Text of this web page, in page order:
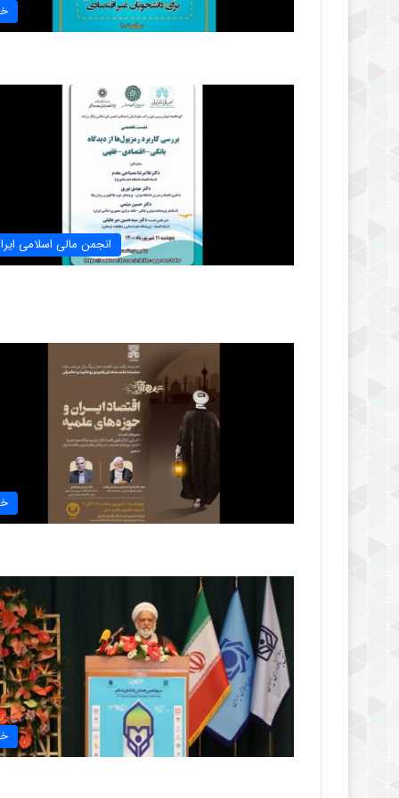
انجمن مالی اسلامی